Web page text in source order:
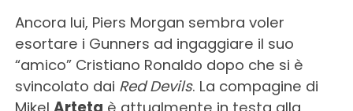
Ancora lui, Piers Morgan sembra voler
esortare i Gunners ad ingaggiare il suo
“amico” Cristiano Ronaldo dopo che si è
svincolato dai Red Devils. La compagine di